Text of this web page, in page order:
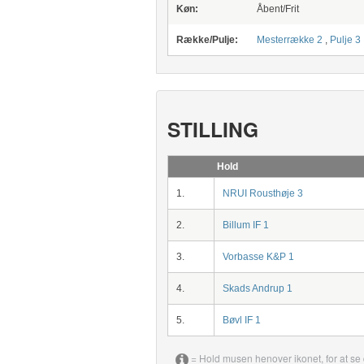
Køn: Åbent/Frit
Række/Pulje: Mesterrække 2 , Pulje 3
STILLING
Hold
1. NRUI Rousthøje 3
2. Billum IF 1
3. Vorbasse K&P 1
4. Skads Andrup 1
5. Bøvl IF 1
= Hold musen henover ikonet, for at